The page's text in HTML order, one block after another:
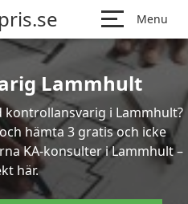
Menu
Lammhult
i Lammhult?
hämta 3 gratis och icke
KA-konsulter i Lammhult –
här.